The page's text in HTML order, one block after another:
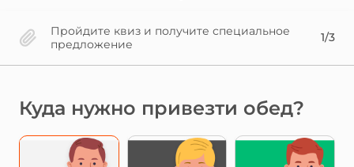
Пройдите квиз и получите специальное
предложение
1/3
Куда нужно привезти обед?